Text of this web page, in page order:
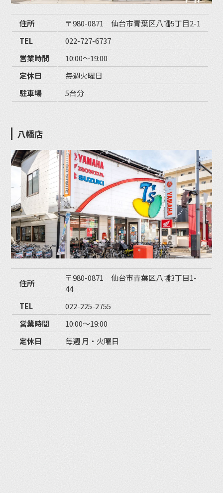
住所
〒980-0871 仙台市青葉区八幡5丁目2-1
TEL
022-727-6737
営業時間
10:00〜19:00
定休日
毎週火曜日
駐車場
5台分
八幡店
住所
〒980-0871 仙台市青葉区八幡3丁目1-
44
TEL
022-225-2755
営業時間
10:00〜19:00
定休日
毎週 月・火曜日